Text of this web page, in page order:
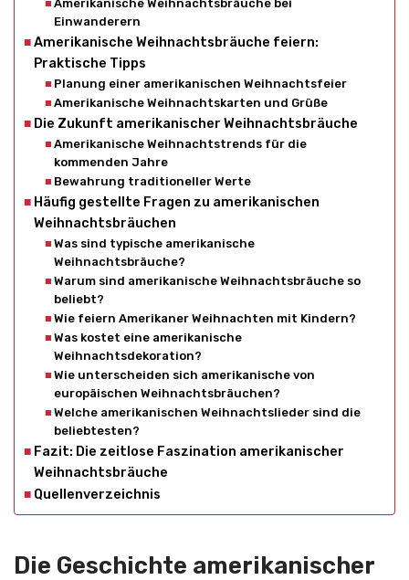
Amerikanische Weihnachtsbräuche bei
Einwanderern
Amerikanische Weihnachtsbräuche feiern:
Praktische Tipps
Planung einer amerikanischen Weihnachtsfeier
Amerikanische Weihnachtskarten und Grüße
Die Zukunft amerikanischer Weihnachtsbräuche
Amerikanische Weihnachtstrends für die
kommenden Jahre
Bewahrung traditioneller Werte
Häufig gestellte Fragen zu amerikanischen
Weihnachtsbräuchen
Was sind typische amerikanische
Weihnachtsbräuche?
Warum sind amerikanische Weihnachtsbräuche so
beliebt?
Wie feiern Amerikaner Weihnachten mit Kindern?
Was kostet eine amerikanische
Weihnachtsdekoration?
Wie unterscheiden sich amerikanische von
europäischen Weihnachtsbräuchen?
Welche amerikanischen Weihnachtslieder sind die
beliebtesten?
Fazit: Die zeitlose Faszination amerikanischer
Weihnachtsbräuche
Quellenverzeichnis
Die Geschichte amerikanischer